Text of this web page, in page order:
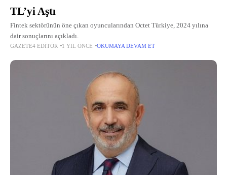
TL’yi Aştı
Fintek sektörünün öne çıkan oyuncularından Octet Türkiye, 2024 yılına
dair sonuçlarını açıkladı.
GAZETE4 EDITÖR 1 YIL ÖNCE OKUMAYA DEVAM ET